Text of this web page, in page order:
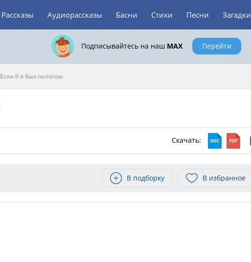
Рассказы Аудиорассказы Басни Стихи Песни Загадки
Подписывайтесь на наш MAX Перейти
Если б я был пилотом
Скачать:
В подборку В избранное